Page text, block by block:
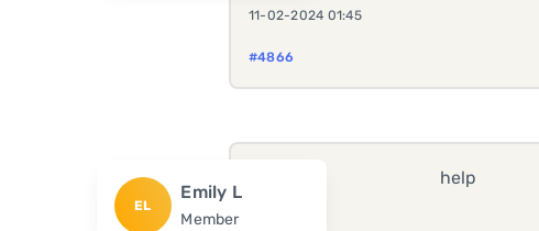
11-02-2024 01:45
#4866
EL
Emily L
Member
help